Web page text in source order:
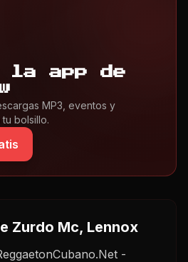
la app de
MP3, eventos y
bolsillo.
Zurdo Mc, Lennox
-